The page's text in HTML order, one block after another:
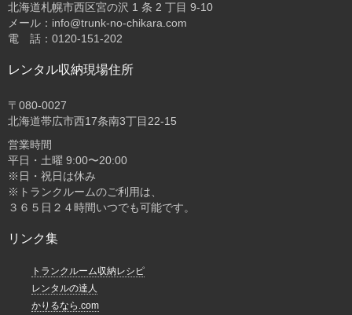
北海道札幌市西区宮の沢 1 条 2 丁目 9-10
メール：info@trunk-no-chikara.com
電 話：0120-151-202
レンタル収納現場住所
〒080-0027
北海道帯広市西17条南3丁目22-15
営業時間
平日・土曜 9:00〜20:00
※日・祝日は休み
※トランクルームのご利用は、
３６５日２４時間いつでも可能です。
リンク集
トランクルーム収納レシピ
レンタルの達人
かりるなら.com